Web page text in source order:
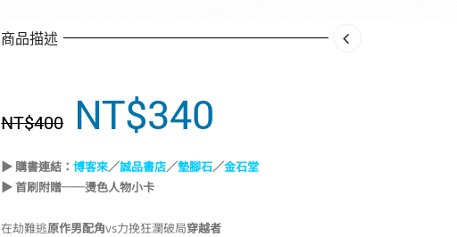
商品描述
NT$400 原
始
價
格：
NT$400。
NT$340
價
▶ 購書連結：博客來／誠品書店／墊腳石／金石堂
▶ 首刷附贈──燙色人物小卡
在劫難逃原作男配角vs力挽狂瀾破局穿越者